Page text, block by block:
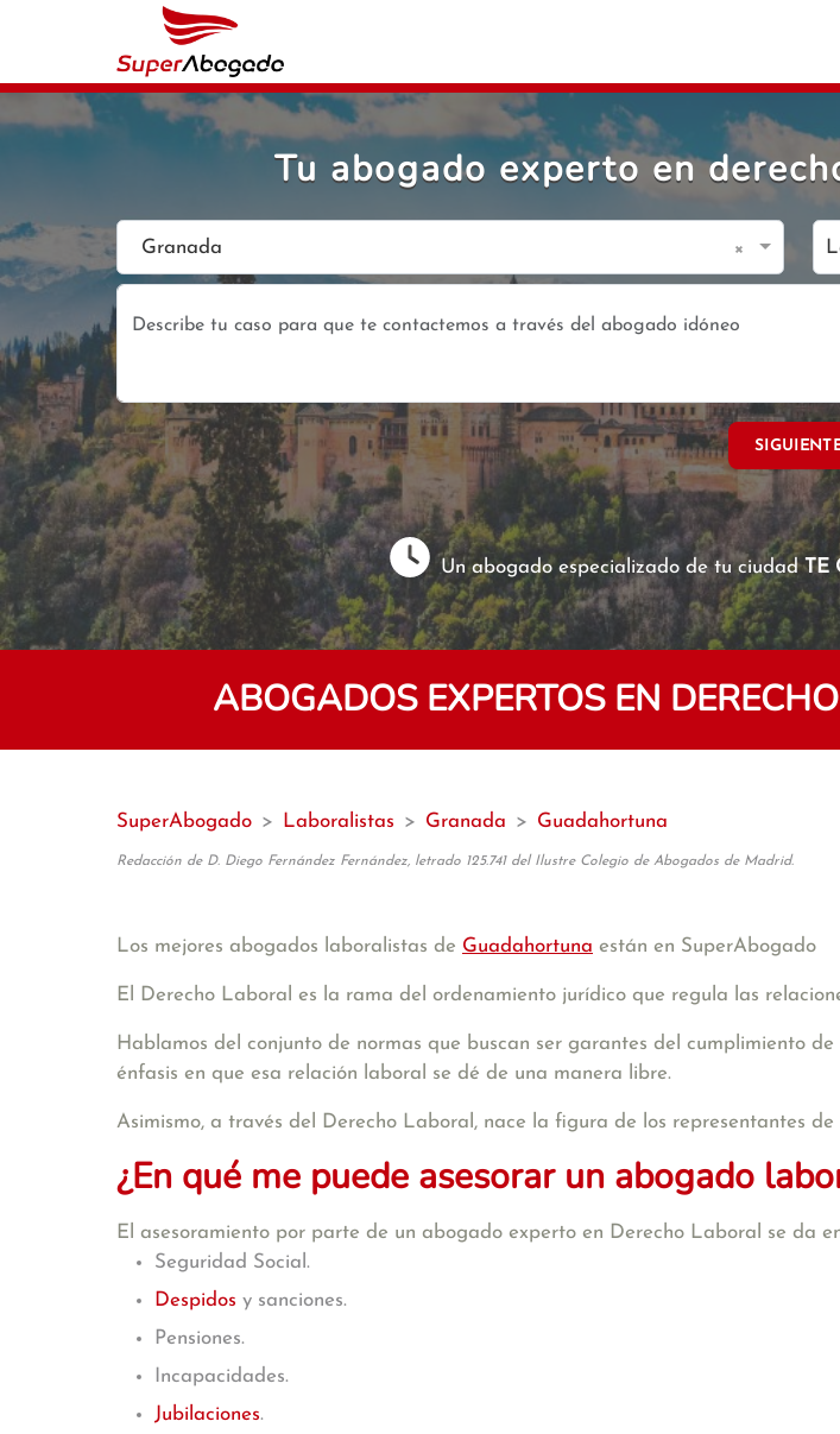
Tu abogado experto en
Granada ×
Un abogado especializado de tu ciudadTE
ABOGADOS EXPERTOS EN
SuperAbogado > Laboralistas > Granada > Guadahortuna
Redacción de D. Diego Fernández Fernández, letrado 125.741 del Ilustre Colegio de Abogados de Madrid.
Los mejores abogados laboralistas de Guadahortuna están en SuperAbogado
El Derecho Laboral es la rama del ordenamiento jurídico que regula las
Hablamos del conjunto de normas que buscan ser garantes del cumplimiento
énfasis en que esa relación laboral se dé de una manera libre.
Asimismo, a través del Derecho Laboral, nace la figura de los representantes
¿En qué me puede asesorar un abogado
El asesoramiento por parte de un abogado experto en Derecho Laboral se da
Seguridad Social.
Despidos y sanciones.
Pensiones.
Incapacidades.
Jubilaciones.